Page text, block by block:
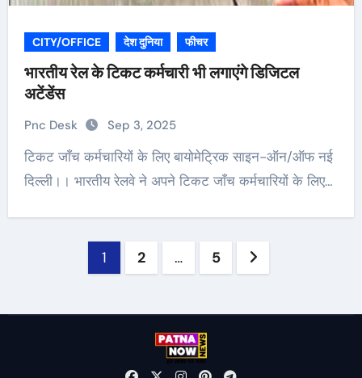
CITY/OFFICE देश दुनिया फीचर
भारतीय रेल के टिकट कर्मचारी भी लगाएंगे डिजिटल
अटेंडेंस
Pnc Desk Sep 3, 2025
टिकट जाँच कर्मचारियों के लिए बायोमेट्रिक साइन-ऑन/ऑफ नई
दिल्ली।। भारतीय रेलवे ने अपने टिकट जाँच कर्मचारियों के लिए…
1 2 … 5